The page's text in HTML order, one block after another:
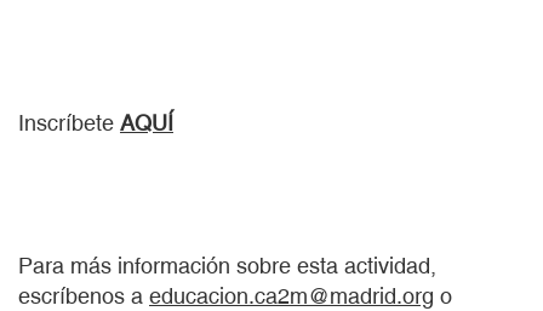
Inscríbete AQUÍ
Para más información sobre esta actividad,
escríbenos a educacion.ca2m@madrid.org o